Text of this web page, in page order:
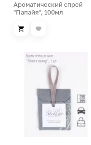
Ароматический спрей
"Папайя", 100мл